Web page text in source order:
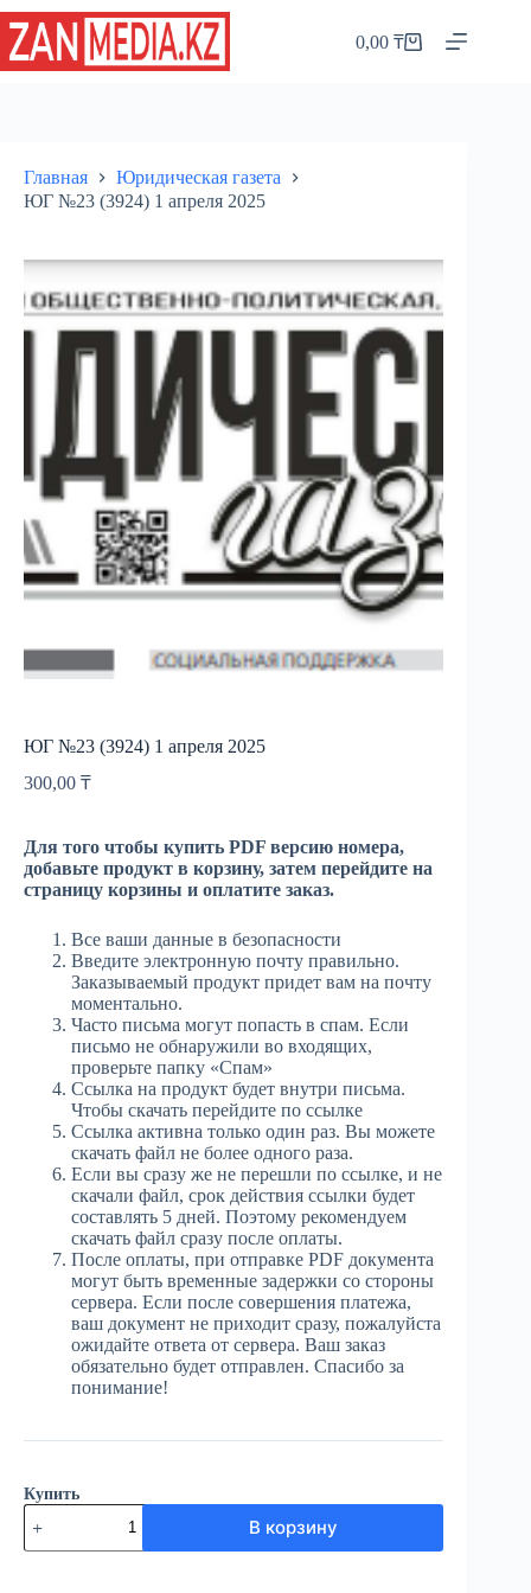
Перейти
сути
Корзина
0,00₸
Главная
Юридическая газета
ЮГ №23 (3924) 1 апреля 2025
ЮГ №23 (3924) 1 апреля 2025
300,00 ₸
Для того чтобы купить PDF версию номера,
добавьте продукт в корзину, затем перейдите на
страницу корзины и оплатите заказ.
Все ваши данные в безопасности
Введите электронную почту правильно.
Заказываемый продукт придет вам на почту
моментально.
Часто письма могут попасть в спам. Если
письмо не обнаружили во входящих,
проверьте папку «Спам»
Ссылка на продукт будет внутри письма.
Чтобы скачать перейдите по ссылке
Ссылка активна только один раз. Вы можете
скачать файл не более одного раза.
Если вы сразу же не перешли по ссылке, и не
скачали файл, срок действия ссылки будет
составлять 5 дней. Поэтому рекомендуем
скачать файл сразу после оплаты.
После оплаты, при отправке PDF документа
могут быть временные задержки со стороны
сервера. Если после совершения платежа,
ваш документ не приходит сразу, пожалуйста
ожидайте ответа от сервера. Ваш заказ
обязательно будет отправлен. Спасибо за
понимание!
Купить
Количество
товара
ЮГ
В корзину